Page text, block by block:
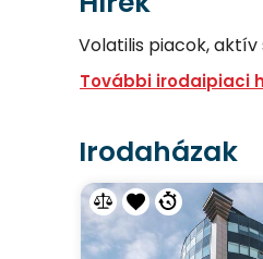
Volatilis piacok,
További irodaipiaci
Irodaházak